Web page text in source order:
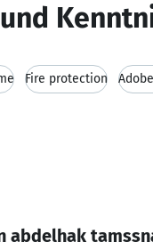
Fire protection
abdelhak